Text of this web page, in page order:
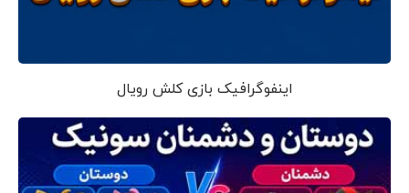
اینفوگرافیک بازی کلش رویال